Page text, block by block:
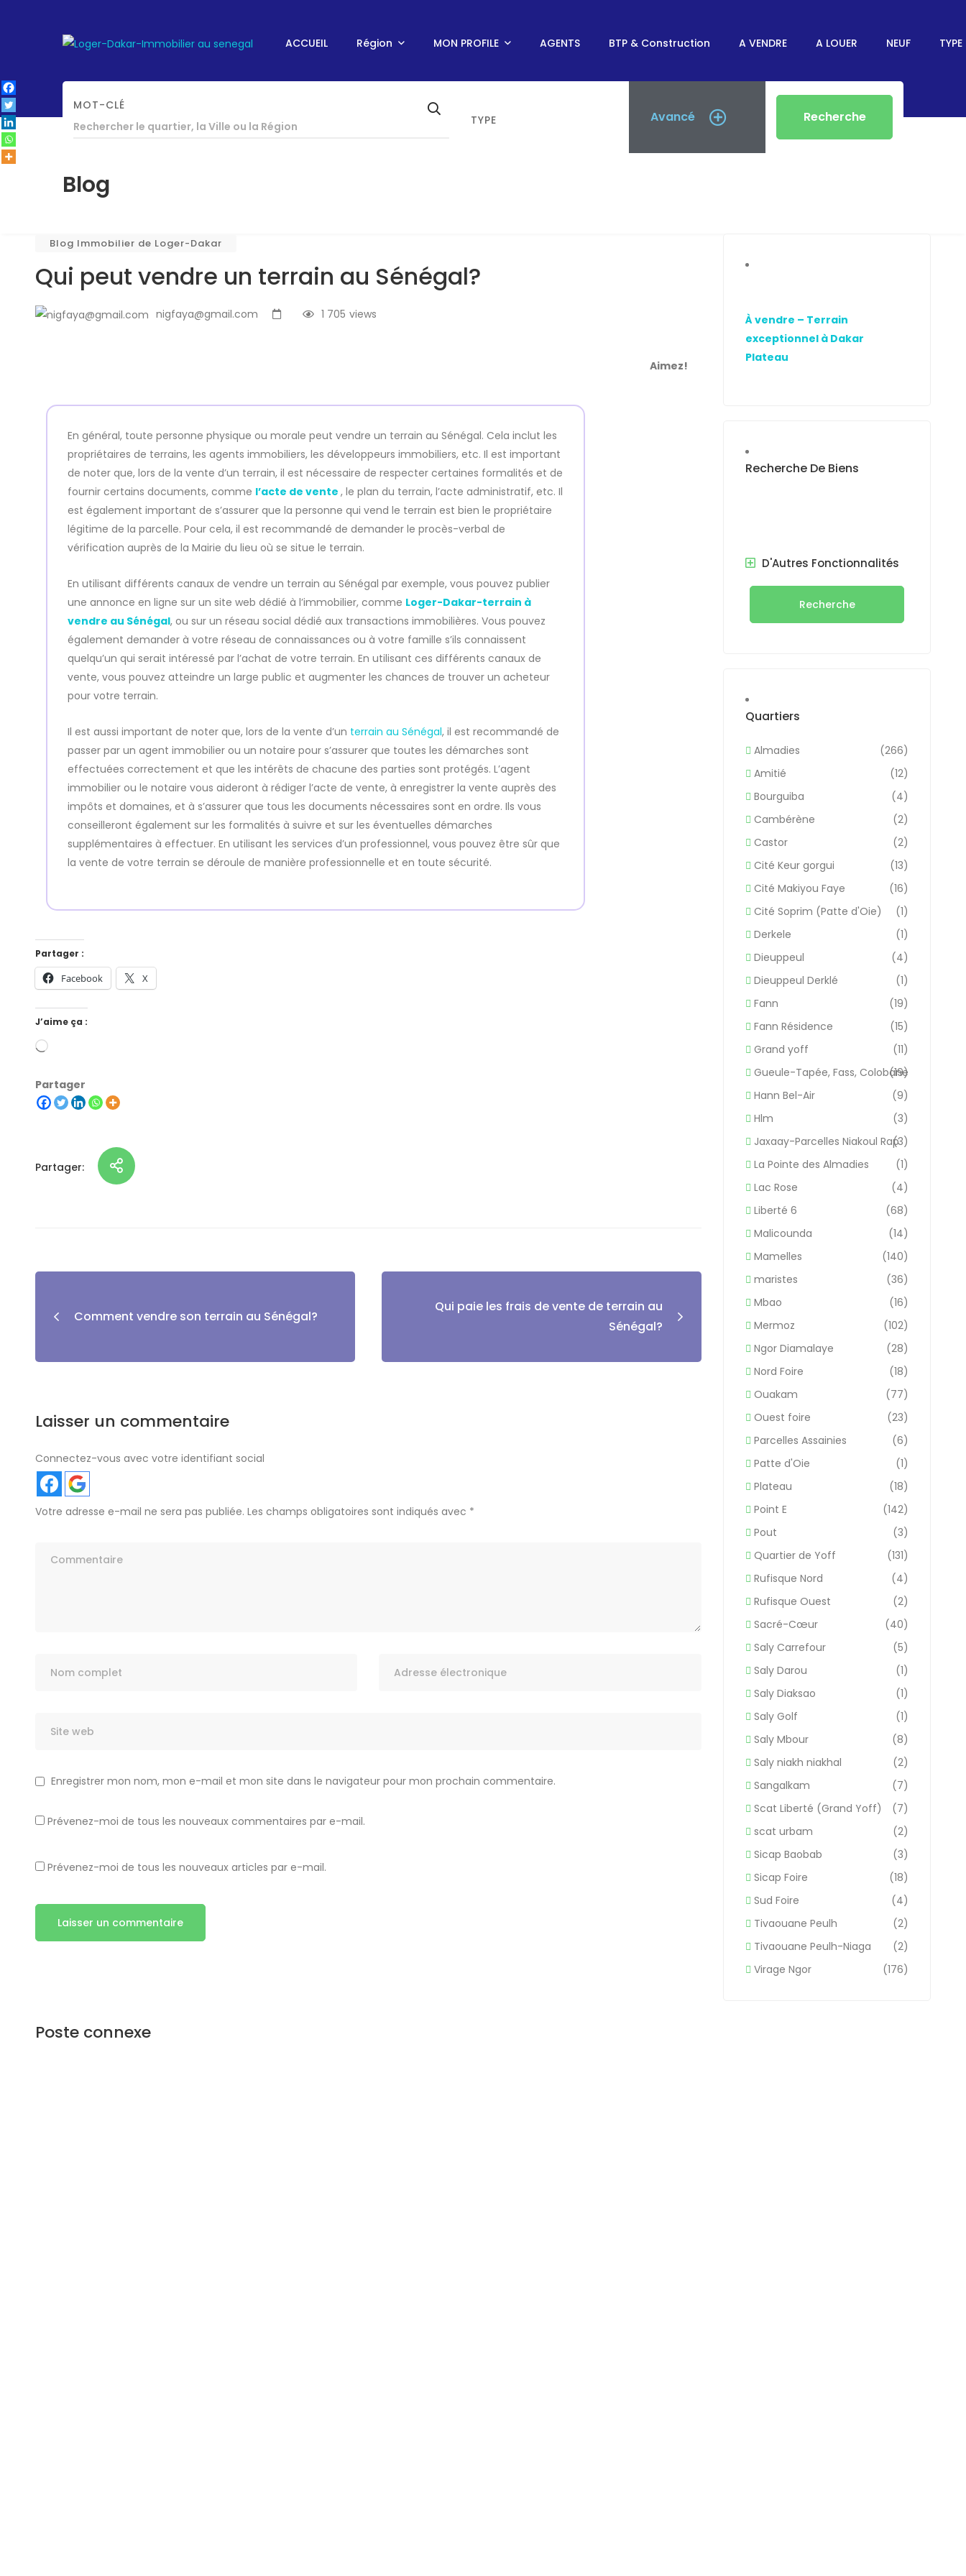
ACCUEIL Région MON PROFILE AGENTS BTP & Construction A VENDRE A LOUER NEUF
MOT-CLÉ
TYPE
Avancé Recherche
Blog
BLOG IMMOBILIER DE LOGER-DAKAR
Blog Immobilier de Loger-Dakar
Qui peut vendre un terrain au Sénégal?
nigfaya@gmail.com views
1 705
Aimez!
En général, toute personne physique ou morale peut vendre un terrain au Sénégal. Cela inclut les
propriétaires de terrains, les agents immobiliers, les développeurs immobiliers, etc. Il est important
de noter que, lors de la vente d’un terrain, il est nécessaire de respecter certaines formalités et de
fournir certains documents, comme l’acte de vente , le plan du terrain, l’acte administratif, etc. Il
est également important de s’assurer que la personne qui vend le terrain est bien le propriétaire
légitime de la parcelle. Pour cela, il est recommandé de demander le procès-verbal de
vérification auprès de la Mairie du lieu où se situe le terrain.
En utilisant différents canaux de vendre un terrain au Sénégal par exemple, vous pouvez publier
une annonce en ligne sur un site web dédié à l’immobilier, comme Loger-Dakar-terrain à
vendre au Sénégal, ou sur un réseau social dédié aux transactions immobilières. Vous pouvez
également demander à votre réseau de connaissances ou à votre famille s’ils connaissent
quelqu’un qui serait intéressé par l’achat de votre terrain. En utilisant ces différents canaux de
vente, vous pouvez atteindre un large public et augmenter les chances de trouver un acheteur
pour votre terrain.
Il est aussi important de noter que, lors de la vente d’un terrain au Sénégal, il est recommandé de
passer par un agent immobilier ou un notaire pour s’assurer que toutes les démarches sont
effectuées correctement et que les intérêts de chacune des parties sont protégés. L’agent
immobilier ou le notaire vous aideront à rédiger l’acte de vente, à enregistrer la vente auprès des
impôts et domaines, et à s’assurer que tous les documents nécessaires sont en ordre. Ils vous
conseilleront également sur les formalités à suivre et sur les éventuelles démarches
supplémentaires à effectuer. En utilisant les services d’un professionnel, vous pouvez être sûr que
la vente de votre terrain se déroule de manière professionnelle et en toute sécurité.
Partager :
Facebook X
J’aime ça :
Partager
Partager:
Comment vendre son terrain au Sénégal?
Qui paie les frais de vente de terrain au
Sénégal?
Laisser un commentaire
Connectez-vous avec votre identifiant social
Votre adresse e-mail ne sera pas publiée. Les champs obligatoires sont indiqués avec *
Enregistrer mon nom, mon e-mail et mon site dans le navigateur pour mon prochain commentaire.
Prévenez-moi de tous les nouveaux commentaires par e-mail.
Prévenez-moi de tous les nouveaux articles par e-mail.
Poste connexe
À vendre – Terrain
exceptionnel à Dakar
Plateau
Recherche De Biens
D'Autres Fonctionnalités
Recherche
Quartiers
Almadies
(266)
Amitié
(12)
Bourguiba
(4)
Cambérène
(2)
Castor
(2)
Cité Keur gorgui
(13)
Cité Makiyou Faye
(16)
Cité Soprim (Patte d'Oie)
(1)
Derkele
(1)
Dieuppeul
(4)
Dieuppeul Derklé
(1)
Fann
(19)
Fann Résidence
(15)
Grand yoff
(11)
Gueule-Tapée, Fass, Colobane
(19)
Hann Bel-Air
(9)
Hlm
(3)
Jaxaay-Parcelles Niakoul Rap(3)
La Pointe des Almadies
(1)
Lac Rose
(4)
Liberté 6
(68)
Malicounda
(14)
Mamelles
(140)
maristes
(36)
Mbao
(16)
Mermoz
(102)
Ngor Diamalaye
(28)
Nord Foire
(18)
Ouakam
(77)
Ouest foire
(23)
Parcelles Assainies
(6)
Patte d'Oie
(1)
Plateau
(18)
Point E
(142)
Pout
(3)
Quartier de Yoff
(131)
Rufisque Nord
(4)
Rufisque Ouest
(2)
Sacré-Cœur
(40)
Saly Carrefour
(5)
Saly Darou
(1)
Saly Diaksao
(1)
Saly Golf
(1)
Saly Mbour
(8)
Saly niakh niakhal
(2)
Sangalkam
(7)
Scat Liberté (Grand Yoff)
(7)
scat urbam
(2)
Sicap Baobab
(3)
Sicap Foire
(18)
Sud Foire
(4)
Tivaouane Peulh
(2)
Tivaouane Peulh-Niaga
(2)
Virage Ngor
(176)